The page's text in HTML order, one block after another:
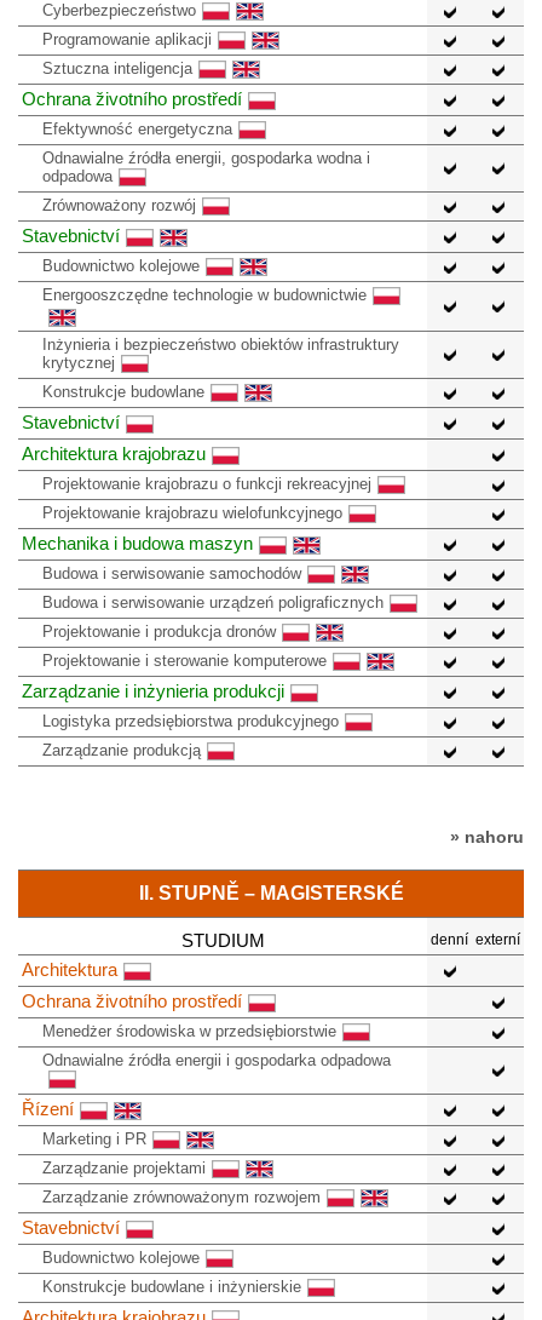
Cyberbezpieczeństwo
Programowanie aplikacji
Sztuczna inteligencja
Ochrana životního prostředí
Efektywność energetyczna
Odnawialne źródła energii, gospodarka wodna i
odpadowa
Zrównoważony rozwój
Stavebnictví
Budownictwo kolejowe
Energooszczędne technologie w budownictwie
Inżynieria i bezpieczeństwo obiektów infrastruktury
krytycznej
Konstrukcje budowlane
Stavebnictví
Architektura krajobrazu
Projektowanie krajobrazu o funkcji rekreacyjnej
Projektowanie krajobrazu wielofunkcyjnego
Mechanika i budowa maszyn
Budowa i serwisowanie samochodów
Budowa i serwisowanie urządzeń poligraficznych
Projektowanie i produkcja dronów
Projektowanie i sterowanie komputerowe
Zarządzanie i inżynieria produkcji
Logistyka przedsiębiorstwa produkcyjnego
Zarządzanie produkcją
» nahoru
II. STUPNĚ – MAGISTERSKÉ
STUDIUM denní externí
Architektura
Ochrana životního prostředí
Menedżer środowiska w przedsiębiorstwie
Odnawialne źródła energii i gospodarka odpadowa
Řízení
Marketing i PR
Zarządzanie projektami
Zarządzanie zrównoważonym rozwojem
Stavebnictví
Budownictwo kolejowe
Konstrukcje budowlane i inżynierskie